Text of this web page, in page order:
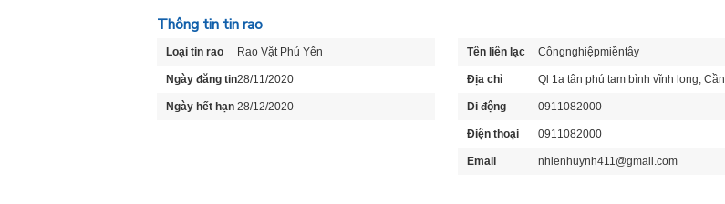
Thông tin tin rao
Loại tin rao Rao Vặt Phú Yên
Ngày đăng tin28/11/2020
Ngày hết hạn 28/12/2020
Tên liên lạc Côngnghiệpmiềntây
Địa chỉ Ql 1a tân phú tam bình vĩnh long, Cần
Bán
Di động 0911082000
Điện thoại 0911082000
Email nhienhuynh411@gmail.com